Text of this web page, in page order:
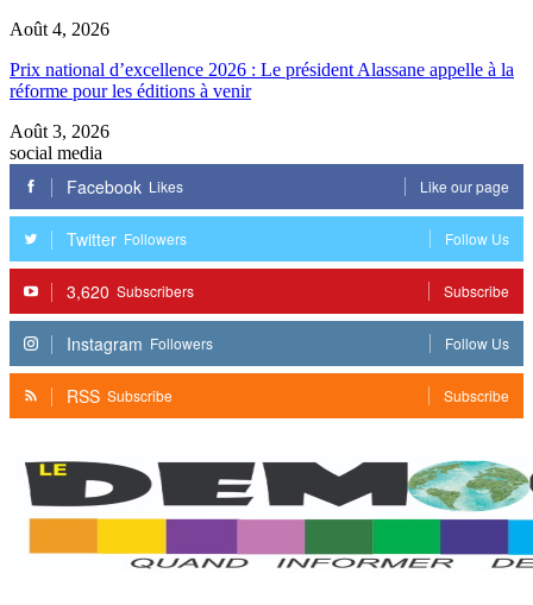
Août 4, 2026
Prix national d’excellence 2026 : Le président Alassane appelle à la
réforme pour les éditions à venir
Août 3, 2026
social media
Facebook Likes Like our page
Twitter Followers Follow Us
3,620 Subscribers Subscribe
Instagram Followers Follow Us
RSS Subscribe Subscribe